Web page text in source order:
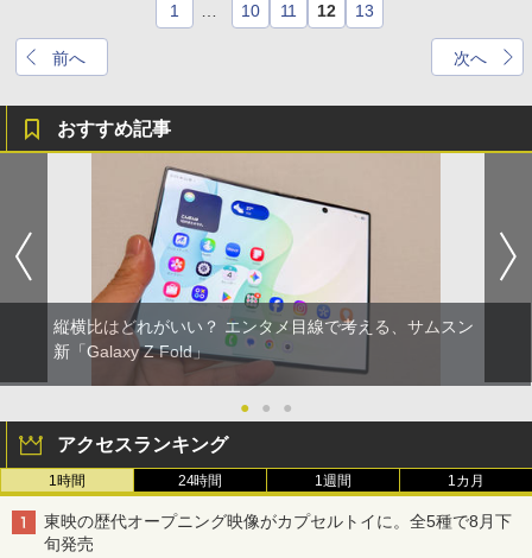
前へ
1 10 11 12 13
次へ
おすすめ記事
縦横比はどれがいい？ エンタメ目線で考える、サムスン
新「Galaxy Z Fold」
● ● ●
アクセスランキング
1時間 24時間 1週間 1カ月
東映の歴代オープニング映像がカプセルトイに。全5種で8月下
旬発売